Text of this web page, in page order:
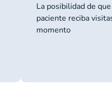
La posibilidad de
paciente reciba
momento